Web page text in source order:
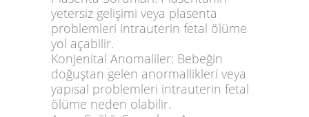
yetersiz gelişimi veya plasenta
problemleri intrauterin fetal ölüme
yol açabilir.
Konjenital Anomaliler: Bebeğin
doğuştan gelen anormallikleri veya
yapısal problemleri intrauterin fetal
ölüme neden olabilir.